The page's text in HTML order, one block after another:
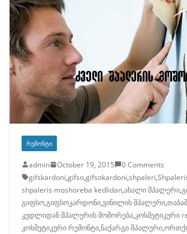
ᲠᲔᲛᲝᲜᲢᲘ
admin October 19, 2015
0 Comments
gifskardoni,gifso,gifsokardoni,shpaleri,
shpaleris moshoreba kedlidan,ახალი შპალერი,
გიფსო,გიფსოკარდონი,ვინილის შპალერი,
კედლიდან შპალერის მოშორება,კოსმეტიკური
კოსმეტიკური რემონტი,ნაქარგი შპალერი,